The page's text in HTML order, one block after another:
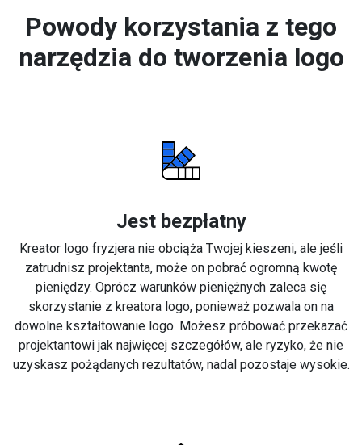
Powody korzystania z tego
narzędzia do tworzenia logo
Jest bezpłatny
Kreator logo fryzjera nie obciąża Twojej kieszeni, ale jeśli
zatrudnisz projektanta, może on pobrać ogromną kwotę
pieniędzy. Oprócz warunków pieniężnych zaleca się
skorzystanie z kreatora logo, ponieważ pozwala on na
dowolne kształtowanie logo. Możesz próbować przekazać
projektantowi jak najwięcej szczegółów, ale ryzyko, że nie
uzyskasz pożądanych rezultatów, nadal pozostaje wysokie.